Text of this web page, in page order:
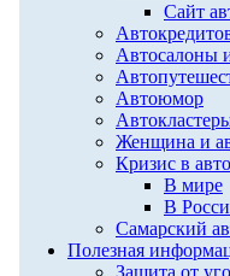
Сайт
Автосалоны
Автоюмор
Женщина и
Кризис в
В мире
В
Самарский
Полезная
Защита от